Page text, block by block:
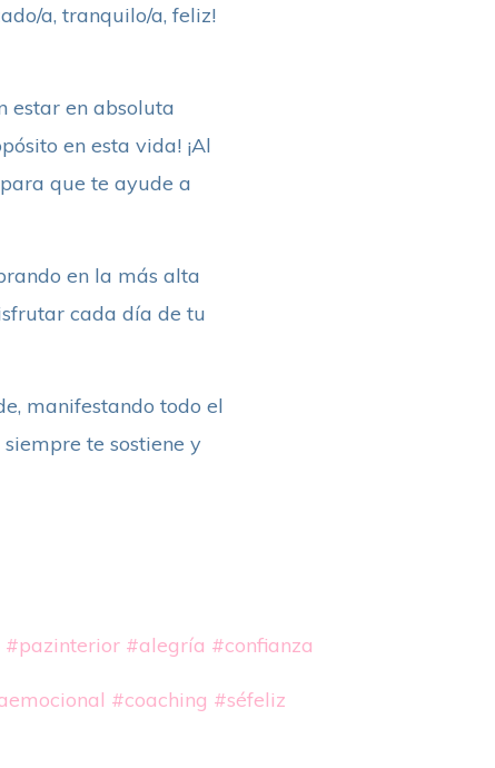
a, tranquilo/a, feliz!
estar en absoluta
en esta vida! ¡Al
que te ayude a
en la más alta
cada día de tu
manifestando todo el
te sostiene y
#pazinterior #alegría #confianza
#coaching #séfeliz